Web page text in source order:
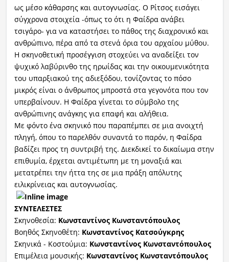
ως μέσο κάθαρσης και αυτογνωσίας. Ο Ρίτσος εισάγει
σύγχρονα στοιχεία -όπως το ότι η Φαίδρα ανάβει
τσιγάρο- για να καταστήσει το πάθος της διαχρονικό και
ανθρώπινο, πέρα από τα στενά όρια του αρχαίου μύθου.
Η σκηνοθετική προσέγγιση στοχεύει να αναδείξει τον
ψυχικό λαβύρινθο της ηρωίδας και την οικουμενικότητα
του υπαρξιακού της αδιεξόδου, τονίζοντας το πόσο
μικρός είναι ο άνθρωπος μπροστά στα γεγονότα που τον
υπερβαίνουν. Η Φαίδρα γίνεται το σύμβολο της
ανθρώπινης ανάγκης για επαφή και αλήθεια.
Με φόντο ένα σκηνικό που παραπέμπει σε μια ανοιχτή
πληγή, όπου το παρελθόν συναντά το παρόν, η Φαίδρα
βαδίζει προς τη συντριβή της. Διεκδικεί το δικαίωμα στην
επιθυμία, έρχεται αντιμέτωπη με τη μοναξιά και
μετατρέπει την ήττα της σε μια πράξη απόλυτης
ειλικρίνειας και αυτογνωσίας.
ΣΥΝΤΕΛΕΣΤΕΣ
Σκηνοθεσία: Κωνσταντίνος Κωνσταντόπουλος
Βοηθός Σκηνοθέτη: Κωνσταντίνος Κατσούγκρης
Σκηνικά - Κοστούμια: Κωνσταντίνος Κωνσταντόπουλος
Επιμέλεια μουσικής: Κωνσταντίνος Κωνσταντόπουλος